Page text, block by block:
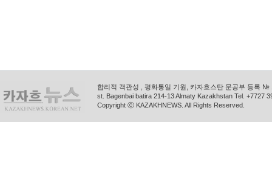
합리적 객관성 , 평화통일 기원, 카자흐스탄 문공부 등록
st. Bagenbai batira 214-13 Almaty Kazakhstan Tel. +7727
Copyright ⓒ KAZAKHNEWS. All Rights Reserved.